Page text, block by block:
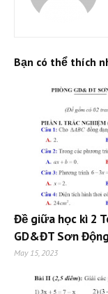
Bạn có thể thích
Đề giữa học kì 2
GD&ĐT Sơn
May 15, 2023